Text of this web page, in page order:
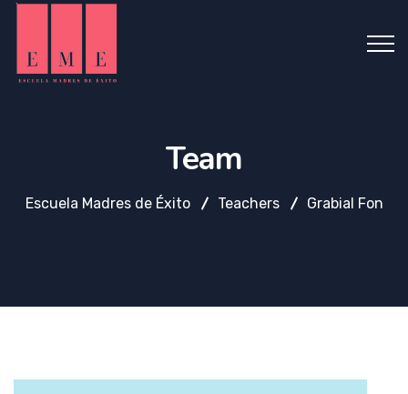
Team
Escuela Madres de Éxito Teachers Grabial Fon